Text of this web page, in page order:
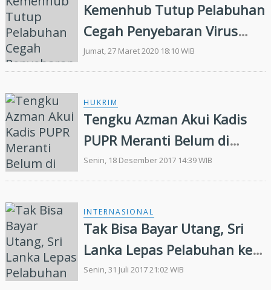
Kemenhub Tutup Pelabuhan
Cegah Penyebaran Virus
Corona
Jumat, 27 Maret 2020 18:10 WIB
HUKRIM
Tengku Azman Akui Kadis
PUPR Meranti Belum di
Tahan Kejari
Senin, 18 Desember 2017 14:39 WIB
INTERNASIONAL
Tak Bisa Bayar Utang, Sri
Lanka Lepas Pelabuhan ke
Cina
Senin, 31 Juli 2017 21:02 WIB